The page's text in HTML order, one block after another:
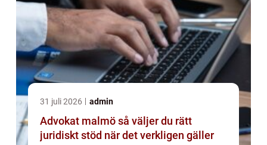
31 juli 2026 admin
Advokat malmö så väljer du rätt
juridiskt stöd när det verkligen gäller